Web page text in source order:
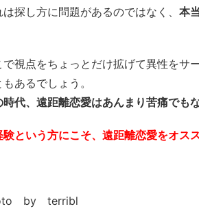
は探し方に問題があるのではなく、 本
で視点をちょっとだけ拡げて異性をサ
もあるでしょう。
時代、遠距離恋愛はあんまり苦痛でも
験という方にこそ、遠距離恋愛をオス
by terribl